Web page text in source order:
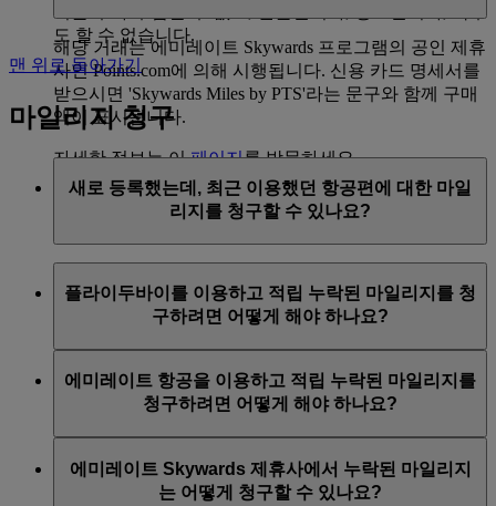
도 할 수 없습니다.
해당 거래는 에미레이트 Skywards 프로그램의 공인 제휴
사인 Points.com에 의해 시행됩니다. 신용 카드 명세서를
받으시면 'Skywards Miles by PTS'라는 문구와 함께 구매
액이 표시됩니다.
자세한 정보는 이페이지를 방문하세요.
맨 위로 돌아가기
마일리지 청구
새로 등록했는데, 최근 이용했던 항공편에 대한 마일
리지를 청구할 수 있나요?
최대 2개월 전까지 여행한 에미레이트 항공, 플라이두바
이, 콴타스 항공편에 대한 마일리지를 청구할 수 있습니
하지만 등록 전 시점의 타 제휴 항공사 항공편, 제휴사 서
비스 및 상품 구입 등 기타 모든 거래는 마일리지 적립 대
플라이두바이를 이용하고 적립 누락된 마일리지를 청
구하려면 어떻게 해야 하나요?
는 flydubai.com에 로그인한 후 온라인 청구서를 제출하
시면 됩니다.
에미레이트 항공을 이용하고 적립 누락된 마일리지를
청구하려면 어떻게 해야 하나요?
로그인한 후온라인 청구서 를 제출하시면 됩니다. 여행
날짜로부터 6개월 이내인 적격 항공편에만 마일리지를
에미레이트 Skywards 제휴사에서 누락된 마일리지
는 어떻게 청구할 수 있나요?